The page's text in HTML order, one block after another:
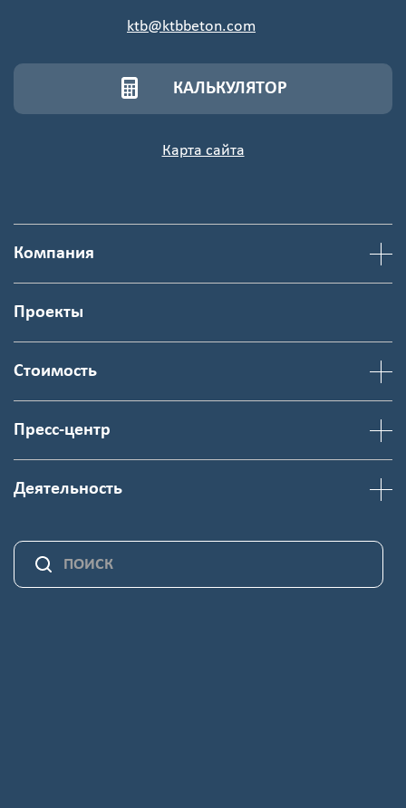
ktb@ktbbeton.com
КАЛЬКУЛЯТОР
Карта сайта
Компания
Проекты
Стоимость
Пресс-центр
Деятельность